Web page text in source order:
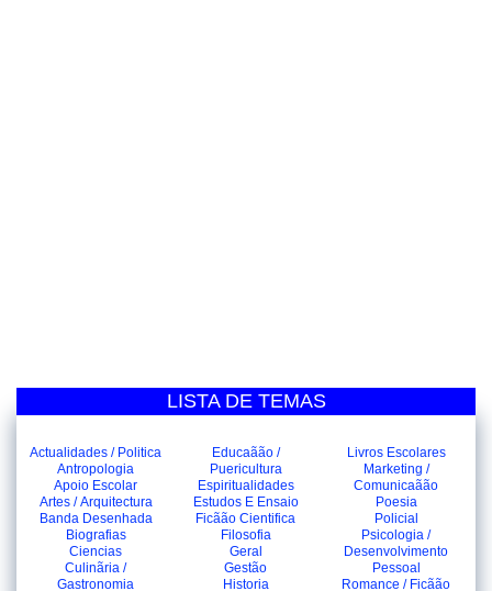
LISTA DE TEMAS
Actualidades / Politica
Antropologia
Apoio Escolar
Artes / Arquitectura
Banda Desenhada
Biografias
Ciencias
Culinãria /
Gastronomia
Educaãão /
Puericultura
Espiritualidades
Estudos E Ensaio
Ficãão Cientifica
Filosofia
Geral
Gestão
Historia
Livros Escolares
Marketing /
Comunicaãão
Poesia
Policial
Psicologia /
Desenvolvimento
Pessoal
Romance / Ficãão